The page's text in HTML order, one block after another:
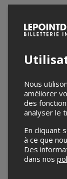
Nous
améliorer
des
analyser le
En cliquant
à ce que
Des
dans nos